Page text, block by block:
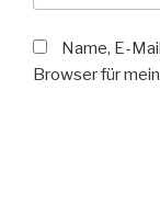
Name, E-
Browser für